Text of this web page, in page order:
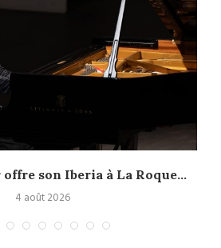
son Iberia à La Roque...
4 août 2026